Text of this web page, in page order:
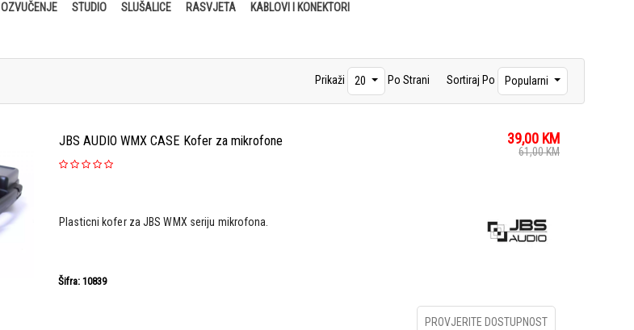
OZVUČENJE STUDIO SLUŠALICE RASVJETA KABLOVI I KONEKTORI
Prikaži 20 Po Strani Sortiraj Po Popularni
JBS AUDIO WMX CASE Kofer za mikrofone 39,00 KM
61,00KM
Plasticni kofer za JBS WMX seriju mikrofona.
Šifra: 10839
PROVJERITE DOSTUPNOST